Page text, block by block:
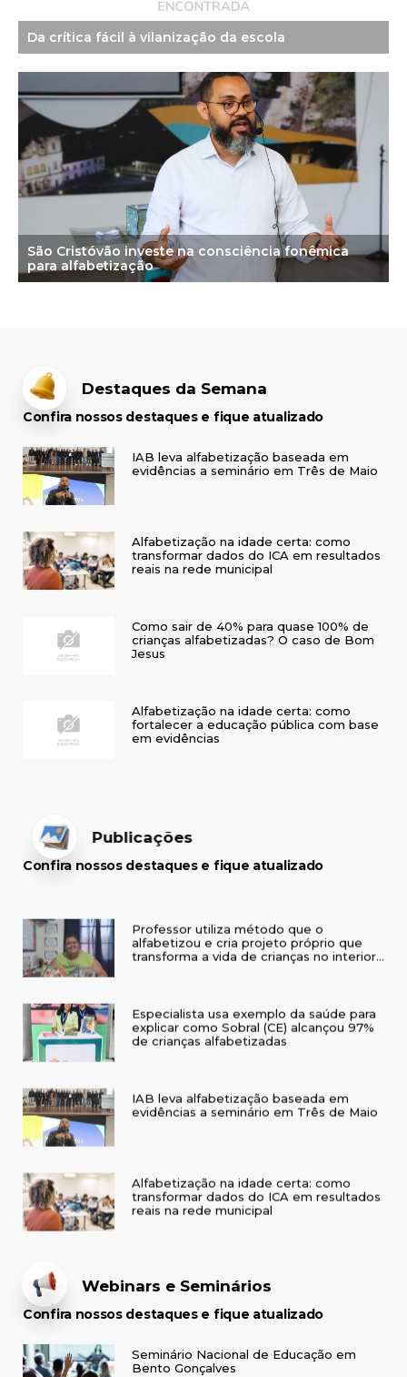
Da crítica fácil à vilanização da escola
São Cristóvão investe na consciência fonêmica
para alfabetização
Destaques da Semana
Confira nossos destaques e fique atualizado
IAB leva alfabetização baseada em
evidências a seminário em Três de Maio
Alfabetização na idade certa: como
transformar dados do ICA em resultados
reais na rede municipal
Como sair de 40% para quase 100% de
crianças alfabetizadas? O caso de Bom
Jesus
Alfabetização na idade certa: como
fortalecer a educação pública com base
em evidências
Publicações
Confira nossos destaques e fique atualizado
transforma a vida de crianças no interior
do RS
de crianças alfabetizadas
reais na rede municipal
Webinars e Seminários
Confira nossos destaques e fique atualizado
Seminário Nacional de Educação em
Bento Gonçalves